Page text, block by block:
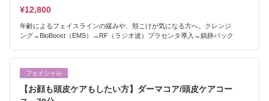
¥12,800
年齢によるフェイスラインの緩みや、頬こけが気になる方へ。クレンジ
ング→BioBoost（EMS）→RF（ラジオ波）プラセンタ導入→鎮静パック
フェイシャル
【お顔も頭皮ケアもしたい方】ダーマコア/頭皮ケアコー